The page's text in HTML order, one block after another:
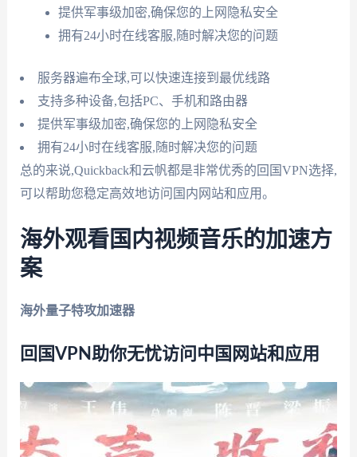
提供军事级加密,确保您的上网隐私安全
拥有24小时在线客服,随时解决您的问题
服务器遍布全球,可以快速连接到最优线路
支持多种设备,包括PC、手机和路由器
提供军事级加密,确保您的上网隐私安全
拥有24小时在线客服,随时解决您的问题
总的来说,Quickback和云帆都是非常优秀的回国VPN选择,
可以帮助您稳定高效地访问国内网站和应用。
海外观看国内视频音乐的加速方
案
海外量子特攻加速器
回国VPN助你无忧访问中国网站和应用